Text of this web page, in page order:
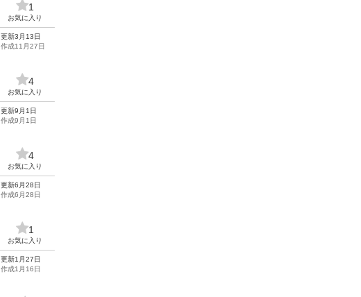
1
お気に入り
更新3月13日
作成11月27日
4
お気に入り
更新9月1日
作成9月1日
4
お気に入り
更新6月28日
作成6月28日
1
お気に入り
更新1月27日
作成1月16日